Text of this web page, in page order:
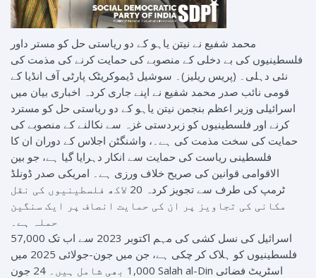
محمد شفیع نے نیتن یاہو کے دو ریاستی حل کو مستر داور
فلسطینیوں کی بے دخلی کے منصوبے کی حمایت کرنے کی مذمت کی
نئی دہلی۔ (پریس ریلیز)۔ سوشیل ڈیموکریٹک پارٹی آف انڈیا کے
قومی نائب صدر محمد شفیع نے اپنے جاری کردہ اخباری بیان میں
اسرائیلی وزیر اعظم بنجمن نیتن یاہو کے دو ریاستی حل کو مسترد
کرنے اور فلسطینیوں کو زبردستی غزہ سے نکالنے کے منصوبے کی
حمایت کی سخت مذمت کی ہے۔، واشنگٹن اجلاس کے دوران ان کا
فلسطینی ریاست کی حمایت سے انکار دہرایا گیا ہے، جو بین
الاقوامی قوانین کی صریح خلاف ورزی ہے۔ امریکی صدر ڈونلڈ
ٹرمپ کی طرف سے تجویز کردہ 20 لاکھ فلسطینیوں کی نقل
مکانی کی تجاویز پر ان کی حمایت انصاف پر ایک سنگین
حملہ ہے۔
اسرائیل کی نسل کشی کی مہم اکتوبر 2023 سے اب تک 57,000
فلسطینیوں کو ہلاک کر چکی ہے، جن میں جون-جولائی 2025 میں
1,000 بھی شامل ہیں۔ 24 جون Salah al-Din اسٹریٹ فضائی